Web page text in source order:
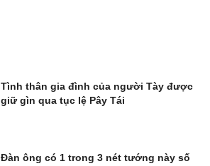
Tình thân gia đình của người Tày được
giữ gìn qua tục lệ Pây Tái
Đàn ông có 1 trong 3 nét tướng này số